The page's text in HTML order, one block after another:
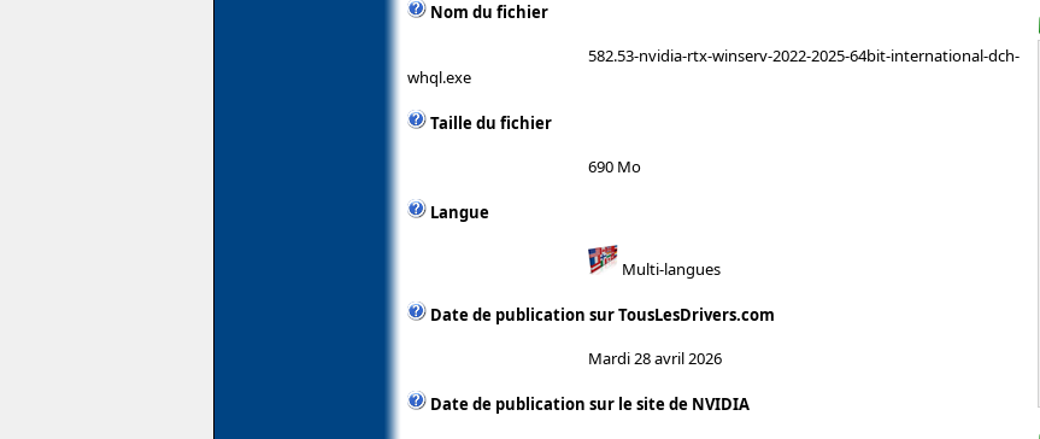
Nom du fichier
582.53-nvidia-rtx-winserv-2022-2025-64bit-international-dch-
whql.exe
Taille du fichier
690 Mo
Langue
Multi-langues
Date de publication sur TousLesDrivers.com
Mardi 28 avril 2026
Date de publication sur le site de NVIDIA